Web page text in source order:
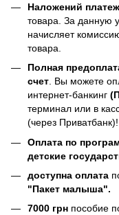
Наложений платеж
товара. За данную
начисляет
товара.
Полная
счет . Вы можете
интернет-банкинг
терминал или в
(через Приватбанк)!
Оплата по
детские
доступна оплата
"Пакет малыша".
7000 грн пособие